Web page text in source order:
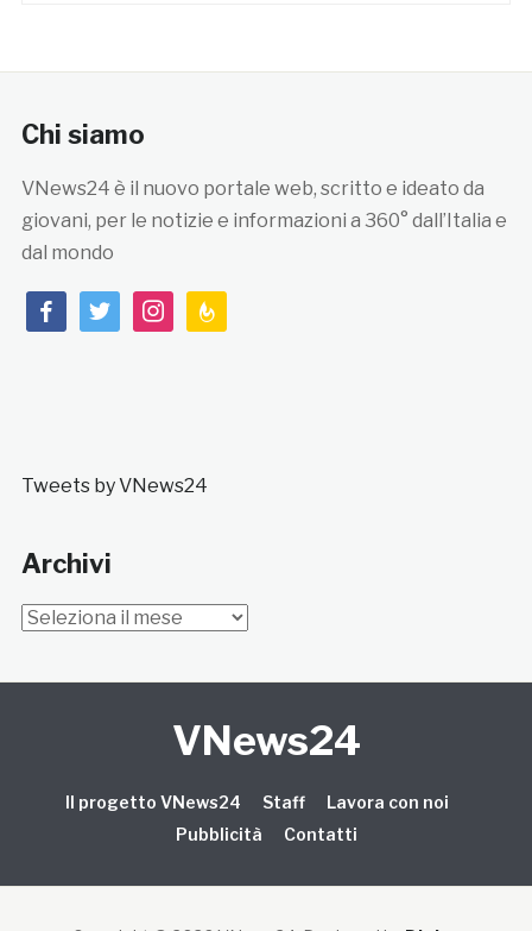
Chi siamo
VNews24 è il nuovo portale web, scritto e ideato da
giovani, per le notizie e informazioni a 360° dall’Italia e
dal mondo
facebooktwitterinstagramfeedburner
Tweets by VNews24
Archivi
Archivi
VNews24
Il progetto VNews24 Staff
Lavora con noi
Pubblicità
Contatti